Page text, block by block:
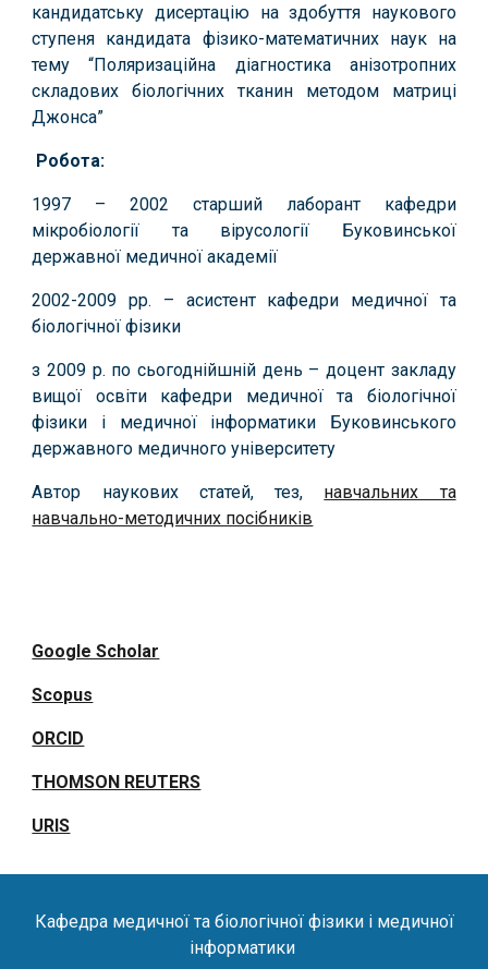
кандидатську дисертацію на здобуття наукового
ступеня кандидата фізико-математичних наук на
тему “Поляризаційна діагностика анізотропних
складових біологічних тканин методом матриці
Джонса”
Робота:
1997 – 2002 старший лаборант кафедри
мікробіології та вірусології Буковинської
державної медичної академії
2002-2009 рр. – асистент кафедри медичної та
біологічної фізики
з 2009 р. по сьогоднійшній день – доцент закладу
вищої освіти кафедри медичної та біологічної
фізики і медичної інформатики Буковинського
державного медичного університету
Автор наукових статей, тез, навчальних та
навчально-методичних посібників
Google Scholar
Scopus
ORCID
THOMSON REUTERS
URIS
Кафедра медичної та біологічної фізики імедичної
інформатики